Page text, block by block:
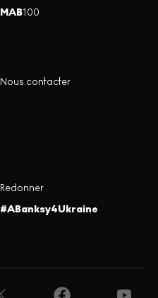
MAB100
Nous contacter
Redonner
#ABanksy4Ukraine